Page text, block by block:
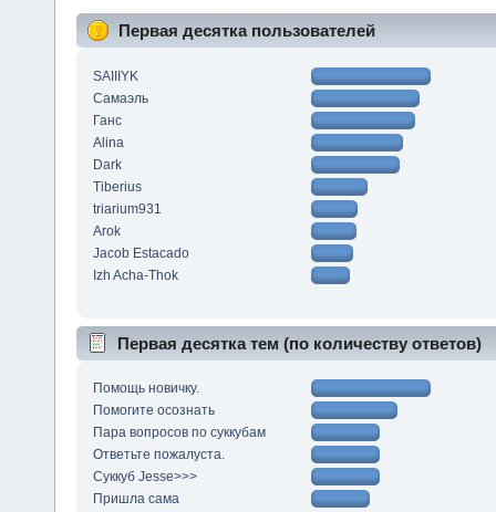
Первая десятка пользователей
SAIIIYK
Самаэль
Ганс
Alina
Dark
Tiberius
triarium931
Arok
Jacob Estacado
Izh Acha-Thok
Первая десятка тем (по количеству ответов)
Помощь новичку.
Помогите осознать
Пара вопросов по суккубам
Ответьте пожалуста.
Суккуб Jesse>>>
Пришла сама